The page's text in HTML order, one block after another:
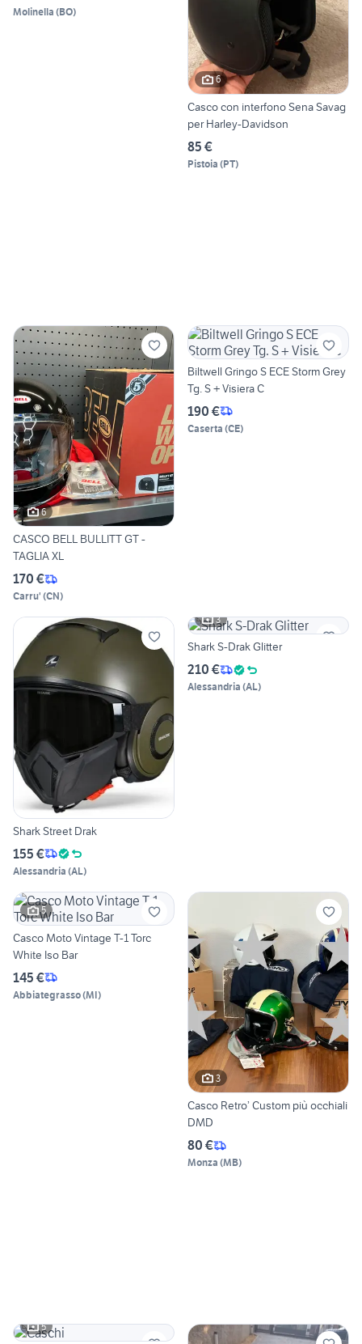
Molinella (BO)
6
Casco con interfono Sena Savag
per Harley-Davidson
85 €
Pistoia (PT)
6
CASCO BELL BULLITT GT -
TAGLIA XL
170 €
Carru' (CN)
Biltwell Gringo S ECE Storm Grey
Tg. S + Visiera C
190 €
Caserta (CE)
Shark Street Drak
155 €
Alessandria (AL)
3
Shark S-Drak Glitter
210 €
Alessandria (AL)
5
Casco Moto Vintage T-1 Torc
White Iso Bar
145 €
Abbiategrasso(MI)
3
Casco Retro’ Custom più occhiali
DMD
80 €
Monza (MB)
5